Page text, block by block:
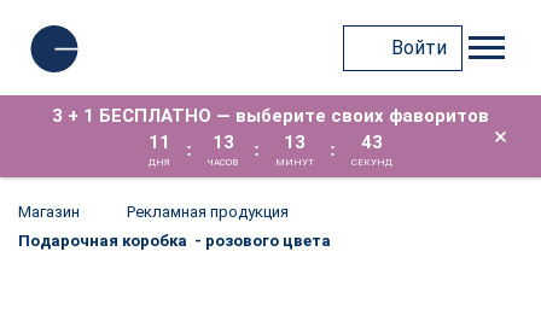
Войти
3 + 1 БЕСПЛАТНО — выберите своих фаворитов
11
ДНЯ
: 13
ЧАСОВ
: 13
МИНУТ
: 43
СЕКУНД
×
Магазин
Рекламная продукция
Подарочная коробка - розового цвета